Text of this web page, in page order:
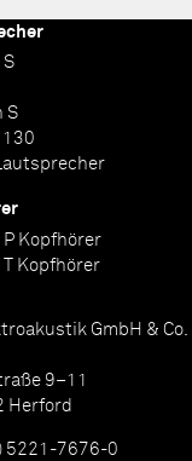
S
130
Kopfhörer
Kopfhörer
GmbH & Co.
9–11
Herford
5221-7676-0